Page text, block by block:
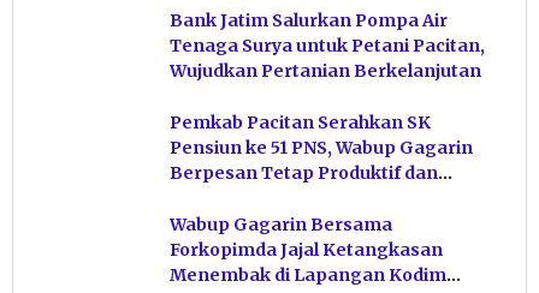
Bank Jatim Salurkan Pompa Air
Tenaga Surya untuk Petani Pacitan,
Wujudkan Pertanian Berkelanjutan
Pemkab Pacitan Serahkan SK
Pensiun ke 51 PNS, Wabup Gagarin
Berpesan Tetap Produktif dan
Wabup Gagarin Bersama
Forkopimda Jajal Ketangkasan
Menembak di Lapangan Kodim